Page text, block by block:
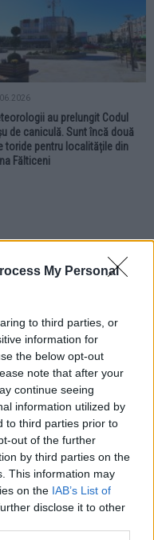
My Personal
to third parties, or
information for
the below opt-out
note that after your
continue seeing
information utilized by
to third parties prior to
out of the further
by third parties on the
This information may
on the IAB’s List of
disclose it to other
au prelungit Codul
de caniculă. Sunt încă două
toride pentru localitățile din
Fălticeni